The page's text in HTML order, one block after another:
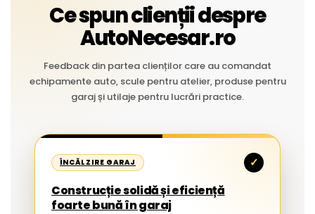
Ce spun clienții despre
AutoNecesar.ro
Feedback din partea clienților care au comandat
echipamente auto, scule pentru atelier, produse pentru
garaj și utilaje pentru lucrări practice.
ÎNCĂLZIRE GARAJ ✓
Construcție solidă și eficiență
foarte bună în garaj